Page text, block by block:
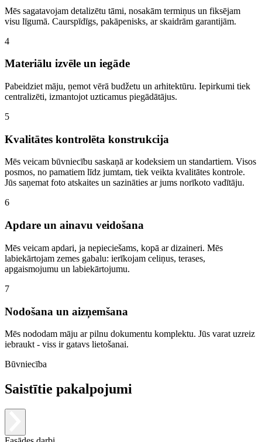
Mēs sagatavojam detalizētu tāmi, nosakām termiņus un fiksējam
visu līgumā. Caurspīdīgs, pakāpenisks, ar skaidrām garantijām.
4
Materiālu izvēle un iegāde
Pabeidziet māju, ņemot vērā budžetu un arhitektūru. Iepirkumi tiek
centralizēti, izmantojot uzticamus piegādātājus.
5
Kvalitātes kontrolēta konstrukcija
Mēs veicam būvniecību saskaņā ar kodeksiem un standartiem. Visos
posmos, no pamatiem līdz jumtam, tiek veikta kvalitātes kontrole.
Jūs saņemat foto atskaites un sazināties ar jums norīkoto vadītāju.
6
Apdare un ainavu veidošana
Mēs veicam apdari, ja nepieciešams, kopā ar dizaineri. Mēs
labiekārtojam zemes gabalu: ierīkojam celiņus, terases,
apgaismojumu un labiekārtojumu.
7
Nodošana un aizņemšana
Mēs nododam māju ar pilnu dokumentu komplektu. Jūs varat uzreiz
iebraukt - viss ir gatavs lietošanai.
Būvniecība
Saistītie pakalpojumi